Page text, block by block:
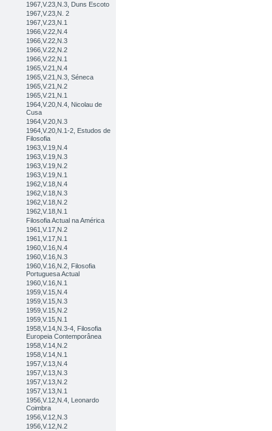
1967,V.23,N.3, Duns Escoto
1967,V.23,N. 2
1967,V.23,N.1
1966,V.22,N.4
1966,V.22,N.3
1966,V.22,N.2
1966,V.22,N.1
1965,V.21,N.4
1965,V.21,N.3, Séneca
1965,V.21,N.2
1965,V.21,N.1
1964,V.20,N.4, Nicolau de
Cusa
1964,V.20,N.3
1964,V.20,N.1-2, Estudos de
Filosofia
1963,V.19,N.4
1963,V.19,N.3
1963,V.19,N.2
1963,V.19,N.1
1962,V.18,N.4
1962,V.18,N.3
1962,V.18,N.2
1962,V.18,N.1
Filosofia Actual na América
1961,V.17,N.2
1961,V.17,N.1
1960,V.16,N.4
1960,V.16,N.3
1960,V.16,N.2, Filosofia
Portuguesa Actual
1960,V.16,N.1
1959,V.15,N.4
1959,V.15,N.3
1959,V.15,N.2
1959,V.15,N.1
1958,V.14,N.3-4, Filosofia
Europeia Contemporânea
1958,V.14,N.2
1958,V.14,N.1
1957,V.13,N.4
1957,V.13,N.3
1957,V.13,N.2
1957,V.13,N.1
1956,V.12,N.4, Leonardo
Coimbra
1956,V.12,N.3
1956,V.12,N.2